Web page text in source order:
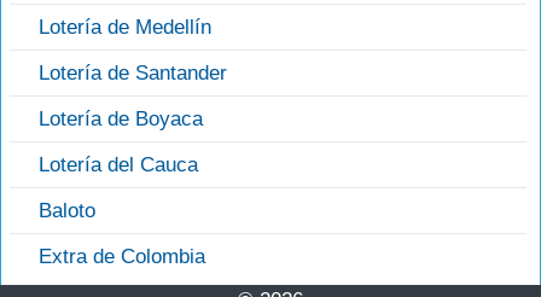
Lotería de Medellín
Lotería de Santander
Lotería de Boyaca
Lotería del Cauca
Baloto
Extra de Colombia